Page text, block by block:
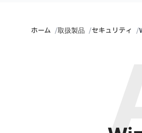
ホーム 取扱製品 セキュリティ